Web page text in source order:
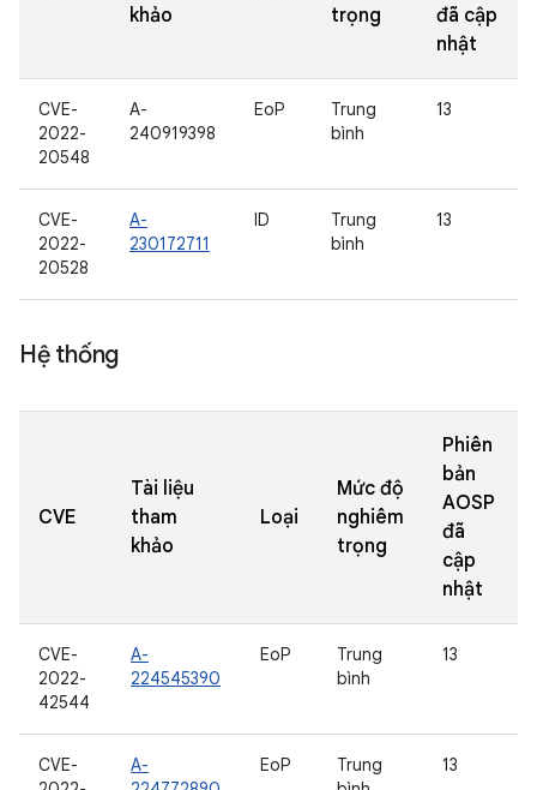
khảo
trọng
đã cập
nhật
CVE-
2022-
20548
A-
240919398
EoP
Trung
bình
13
CVE-
2022-
20528
A-
230172711
ID
Trung
bình
13
Hệ thống
CVE
Tài liệu
tham
khảo
Loại
Mức độ
nghiêm
trọng
Phiên
bản
AOSP
đã
cập
nhật
CVE-
2022-
42544
A-
224545390
EoP
Trung
bình
13
CVE-
A-
EoP
Trung
13